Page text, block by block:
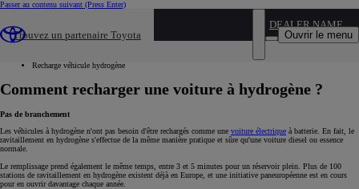
Passer au contenu suivant (Press Enter)
Trouvez un partenaire Toyota
DEALER NAME
Ouvrir le menu
Recharge véhicule hydrogène
Comment recharger une voiture à hydrogène ?
Pas de branchement
Les véhicules à hydrogène n'ont pas besoin d'être rechargés comme une voiture électrique à batterie. En fait, le
ravitaillement en hydrogène s'effectue de la même manière pratique et sûre qu'une voiture diesel ou essence
normale.
Le remplissage prend également le même temps, entre 3 et 5 minutes pour un réservoir plein. Plus de 100
stations de ravitaillement en hydrogène existent déjà en Europe, et une initiative paneuropéenne est en cours
pour en ouvrir davantage chaque année.